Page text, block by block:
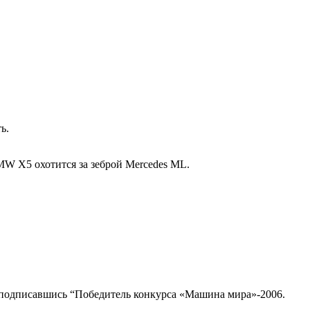
Х5 охотится за зеброй Mercedes ML.
“Победитель конкурса «Машина мира»-2006.